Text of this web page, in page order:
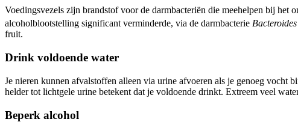
Voedingsvezels zijn brandstof voor de darmbacteriën die meehelpen bij het
alcoholblootstelling significant verminderde, via de darmbacterie
fruit.
Drink voldoende water
Je nieren kunnen afvalstoffen alleen via urine afvoeren als je genoeg vocht
helder tot lichtgele urine betekent dat je voldoende drinkt. Extreem veel
Beperk alcohol